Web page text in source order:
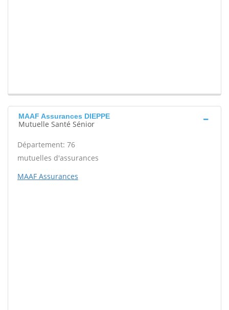
MAAF Assurances DIEPPE
Mutuelle Santé Sénior
Département: 76
mutuelles d'assurances
MAAF Assurances